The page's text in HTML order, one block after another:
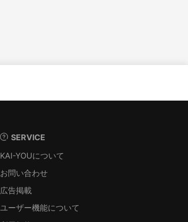
SERVICE
KAI-YOUについて
お問い合わせ
広告掲載
ユーザー機能について